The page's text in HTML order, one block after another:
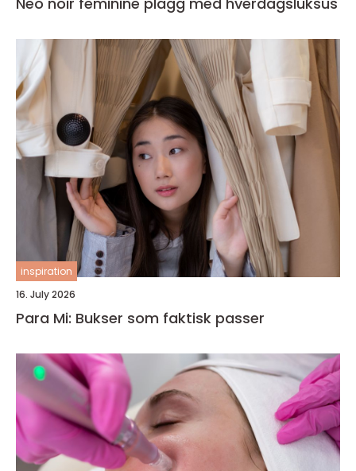
inspiration
16. July 2026
Para Mi: Bukser som faktisk passer